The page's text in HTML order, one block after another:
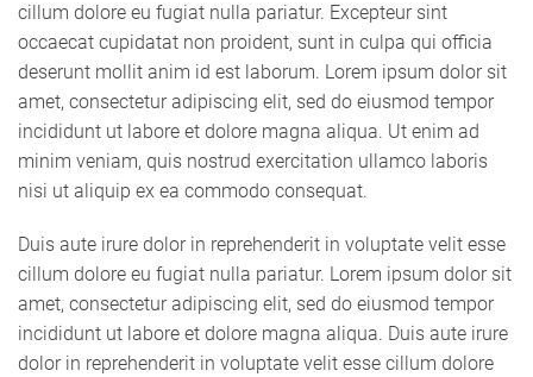
cillum dolore eu fugiat nulla pariatur. Excepteur sint
occaecat cupidatat non proident, sunt in culpa qui officia
deserunt mollit anim id est laborum. Lorem ipsum dolor sit
amet, consectetur adipiscing elit, sed do eiusmod tempor
incididunt ut labore et dolore magna aliqua. Ut enim ad
minim veniam, quis nostrud exercitation ullamco laboris
nisi ut aliquip ex ea commodo consequat.
Duis aute irure dolor in reprehenderit in voluptate velit esse
cillum dolore eu fugiat nulla pariatur. Lorem ipsum dolor sit
amet, consectetur adipiscing elit, sed do eiusmod tempor
incididunt ut labore et dolore magna aliqua. Duis aute irure
dolor in reprehenderit in voluptate velit esse cillum dolore